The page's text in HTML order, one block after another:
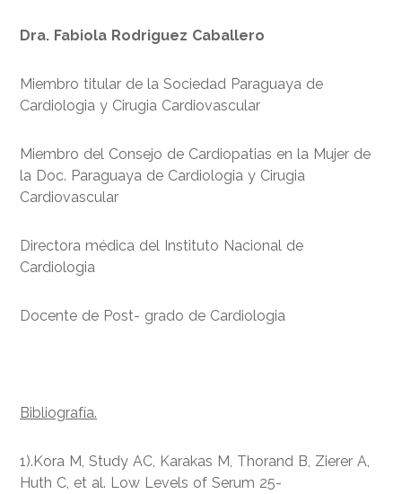
Dra. Fabiola Rodriguez Caballero
Miembro titular de la Sociedad Paraguaya de
Cardiologia y Cirugia Cardiovascular
Miembro del Consejo de Cardiopatias en la Mujer de
la Doc. Paraguaya de Cardiologia y Cirugia
Cardiovascular
Directora médica del Instituto Nacional de
Cardiologia
Docente de Post- grado de Cardiologia
Bibliografía.
1).Kora M, Study AC, Karakas M, Thorand B, Zierer A,
Huth C, et al. Low Levels of Serum 25-